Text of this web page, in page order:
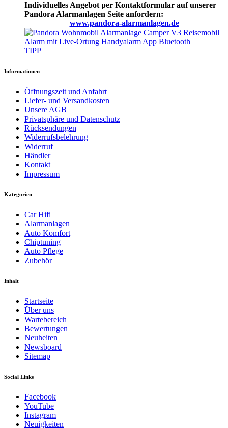
Individuelles Angebot per Kontaktformular auf unserer
Pandora Alarmanlagen Seite anfordern:
www.pandora-alarmanlagen.de
TIPP
Informationen
Öffnungszeit und Anfahrt
Liefer- und Versandkosten
Unsere AGB
Privatsphäre und Datenschutz
Rücksendungen
Widerrufsbelehrung
Widerruf
Händler
Kontakt
Impressum
Kategorien
Car Hifi
Alarmanlagen
Auto Komfort
Chiptuning
Auto Pflege
Zubehör
Inhalt
Startseite
Über uns
Wartebereich
Bewertungen
Neuheiten
Newsboard
Sitemap
Social Links
Facebook
YouTube
Instagram
Neuigkeiten